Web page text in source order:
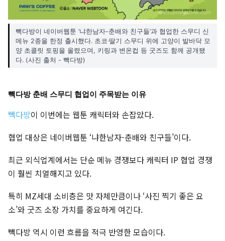
빽다방이 네이버웹툰 ‘냐한남자-춘배와 친구들’과 협업한 스무디 신
메뉴 2종을 한정 출시했다. 초코·딸기 스무디 위에 고양이 발바닥 모
양 초콜릿 토핑을 올렸으며, 키링과 변온컵 등 굿즈도 함께 공개됐
다. (사진 출처 - 빽다방)
빽다방 춘배 스무디 협업이 주목받는 이유
빽다방이 이번에는 웹툰 캐릭터와 손잡았다.
협업 대상은 네이버웹툰 ‘냐한남자-춘배와 친구들’이다.
최근 외식업계에서는 단순 메뉴 경쟁보다 캐릭터 IP 협업 경쟁
이 훨씬 치열해지고 있다.
특히 MZ세대 소비층은 맛 자체만큼이나 ‘사진 찍기 좋은 요
소’와 굿즈 소장 가치를 중요하게 여긴다.
빽다방 역시 이런 흐름을 적극 반영한 모습이다.